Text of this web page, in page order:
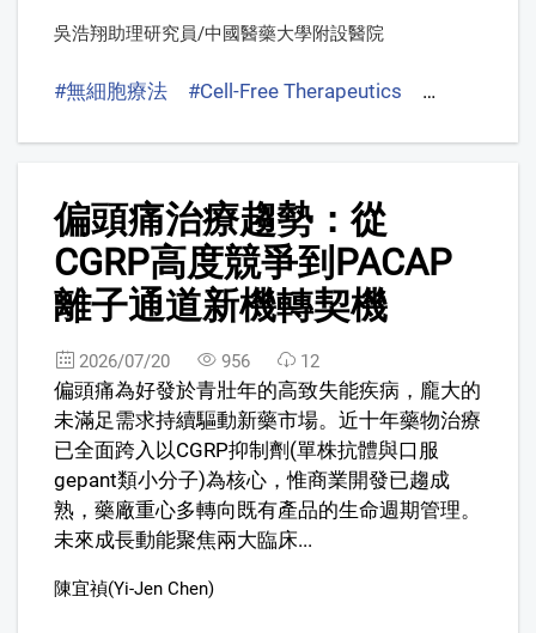
吳浩翔助理研究員/中國醫藥大學附設醫院
#無細胞療法 #Cell-Free Therapeutics #心血管再生
偏頭痛治療趨勢：從
CGRP高度競爭到PACAP
離子通道新機轉契機
2026/07/20 956 12
偏頭痛為好發於青壯年的高致失能疾病，龐大的
未滿足需求持續驅動新藥市場。近十年藥物治療
已全面跨入以CGRP抑制劑(單株抗體與口服
gepant類小分子)為核心，惟商業開發已趨成
熟，藥廠重心多轉向既有產品的生命週期管理。
未來成長動能聚焦兩大臨床...
陳宜禎(Yi-Jen Chen)